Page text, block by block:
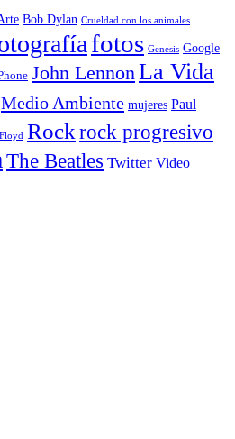
Bob Dylan Crueldad con los animales
fotos Genesis Google
John LennonLa Vida
Medio Ambiente mujeres Paul
Rock rock progresivo
The Beatles Twitter Video